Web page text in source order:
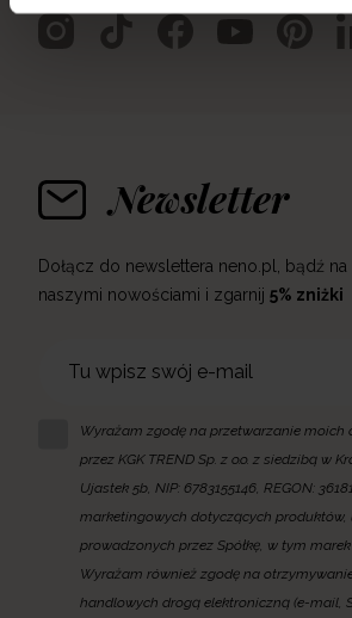
Newsletter
Dołącz do newslettera neno.pl, bądź
naszymi nowościami i zgarnij 5% zniżki
Wyrażam zgodę na przetwarzanie moich
przez KGK TREND Sp. z o.o. z siedzibą w
Ujastek 5b, NIP: 6783155146, REGON:
marketingowych dotyczących produktów,
prowadzonych przez Spółkę, w tym
Wyrażam również zgodę na
handlowych drogą elektroniczną (e-mail,